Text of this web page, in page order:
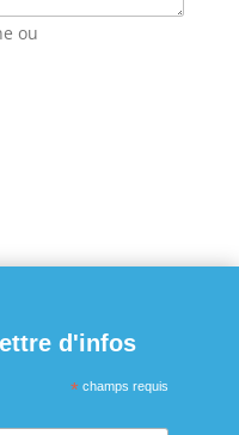
ou
d'infos
* champs requis